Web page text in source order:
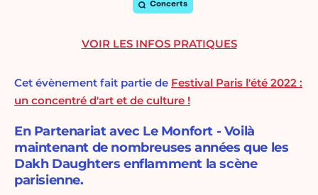
Concerts
Cet évènement fait partie de Festival Paris l'été 2022 :
un concentré d'art et de culture !
En Partenariat avec Le Monfort - Voilà
maintenant de nombreuses années que les
Dakh Daughters enflamment la scène
parisienne.
VOIR LES INFOS PRATIQUES